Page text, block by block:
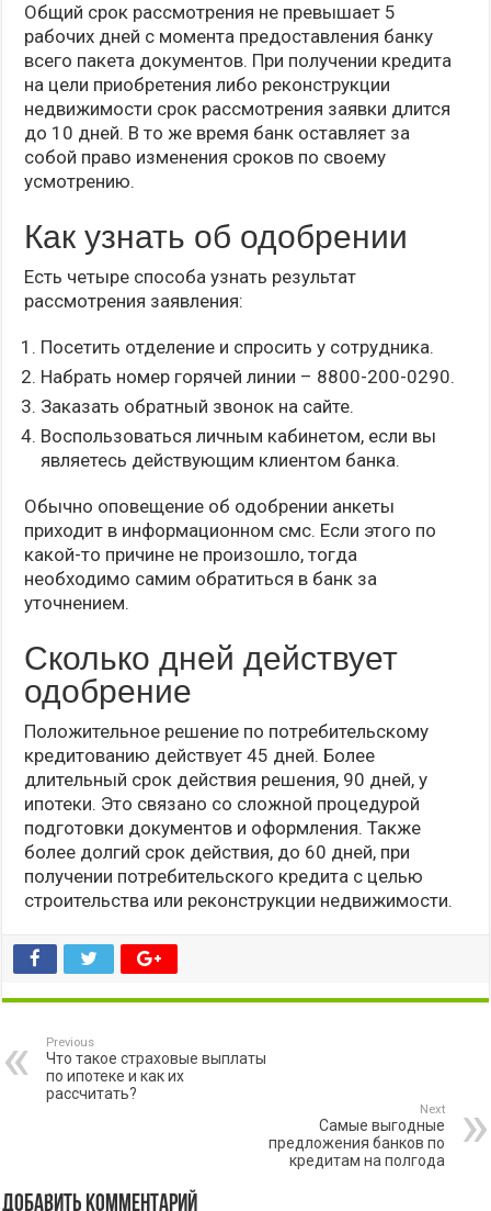
Общий срок рассмотрения не превышает 5
рабочих дней с момента предоставления банку
всего пакета документов. При получении кредита
на цели приобретения либо реконструкции
недвижимости срок рассмотрения заявки длится
до 10 дней. В то же время банк оставляет за
собой право изменения сроков по своему
усмотрению.
Как узнать об одобрении
Есть четыре способа узнать результат
рассмотрения заявления:
Посетить отделение и спросить у сотрудника.
Набрать номер горячей линии – 8800-200-0290.
Заказать обратный звонок на сайте.
Воспользоваться личным кабинетом, если вы
являетесь действующим клиентом банка.
Обычно оповещение об одобрении анкеты
приходит в информационном смс. Если этого по
какой-то причине не произошло, тогда
необходимо самим обратиться в банк за
уточнением.
Сколько дней действует
одобрение
Положительное решение по потребительскому
кредитованию действует 45 дней. Более
длительный срок действия решения, 90 дней, у
ипотеки. Это связано со сложной процедурой
подготовки документов и оформления. Также
более долгий срок действия, до 60 дней, при
получении потребительского кредита с целью
строительства или реконструкции недвижимости.
Previous
Что такое страховые выплаты
по ипотеке и как их
рассчитать?
Next
Самые выгодные
предложения банков по
кредитам на полгода
Добавить комментарий